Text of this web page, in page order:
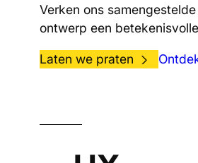
Verken ons
ontwerp een
Laten we praten